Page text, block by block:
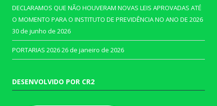
DECLARAMOS QUE NÃO HOUVERAM NOVAS LEIS APROVADAS ATÉ
O MOMENTO PARA O INSTITUTO DE PREVIDÊNCIA NO ANO DE 2026
30 de junho de 2026
PORTARIAS 202626 de janeiro de 2026
DESENVOLVIDO POR CR2